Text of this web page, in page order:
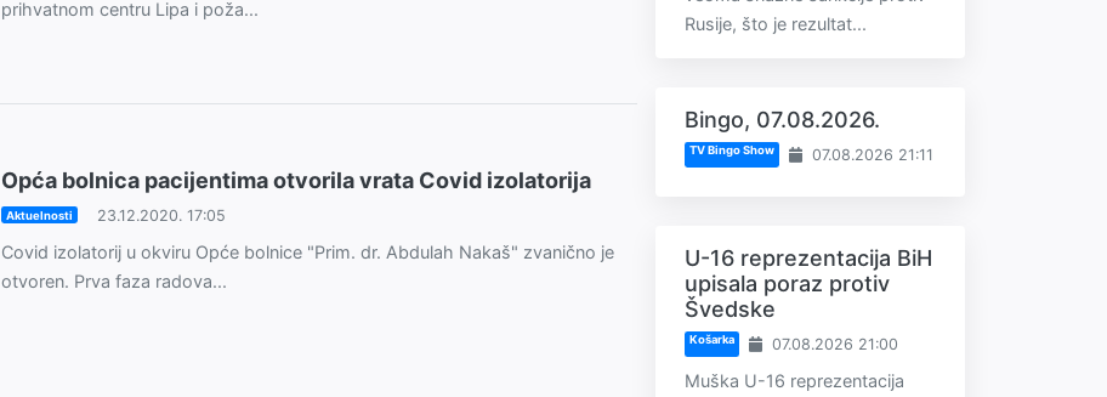
prihvatnom centru Lipa i poža...
Opća bolnica pacijentima otvorila vrata Covid izolatorija
Aktuelnosti 23.12.2020. 17:05
Covid izolatorij u okviru Opće bolnice "Prim. dr. Abdulah Nakaš" zvanično je
otvoren. Prva faza radova...
Rusije, što je rezultat...
Bingo, 07.08.2026.
TV Bingo Show 07.08.2026 21:11
U-16 reprezentacija BiH
upisala poraz protiv
Švedske
Košarka 07.08.2026 21:00
Muška U-16 reprezentacija